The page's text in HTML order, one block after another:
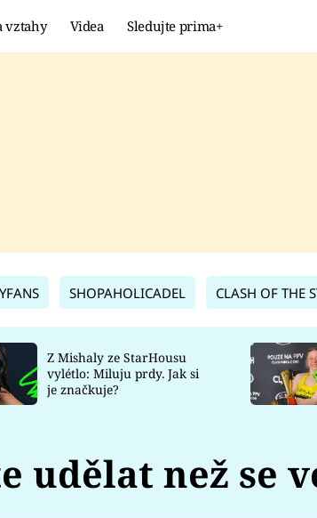
vztahy Videa Sledujte prima+
SHOPAHOLICADEL CLASH OF THE
Z Mishaly ze StarHousu
vylétlo: Miluju prdy. Jak si
je značkuje?
udělat než se